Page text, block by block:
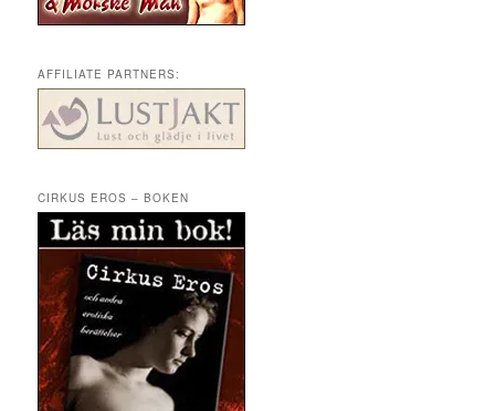
AFFILIATE PARTNERS:
CIRKUS EROS – BOKEN